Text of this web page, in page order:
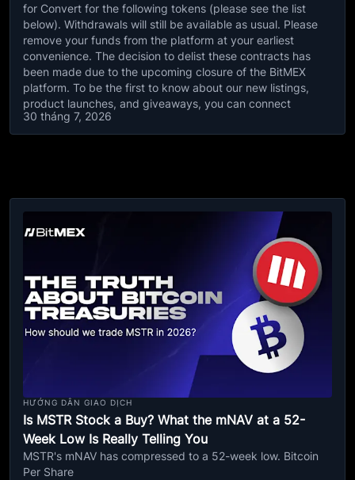
for Convert for the following tokens (please see the list
below). Withdrawals will still be available as usual. Please
remove your funds from the platform at your earliest
convenience. The decision to delist these contracts has
been made due to the upcoming closure of the BitMEX
platform. To be the first to know about our new listings,
product launches, and giveaways, you can connect
30 tháng 7, 2026
HƯỚNG DẪN GIAO DỊCH
Is MSTR Stock a Buy? What the mNAV at a 52-
Week Low Is Really Telling You
MSTR's mNAV has compressed to a 52-week low. Bitcoin
Per Share